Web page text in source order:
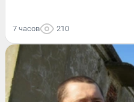
7 часов 210